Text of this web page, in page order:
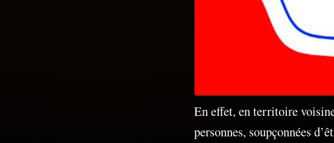
En effet, en territoire
personnes, soupçonnées